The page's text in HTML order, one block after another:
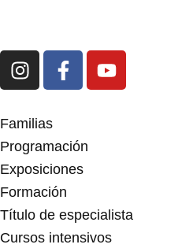
I
n
t
a
g
r
a
m
F
a
b
o
o
k
-
f
Y
o
Familias
Programación
Exposiciones
Formación
Título de especialista
Cursos intensivos